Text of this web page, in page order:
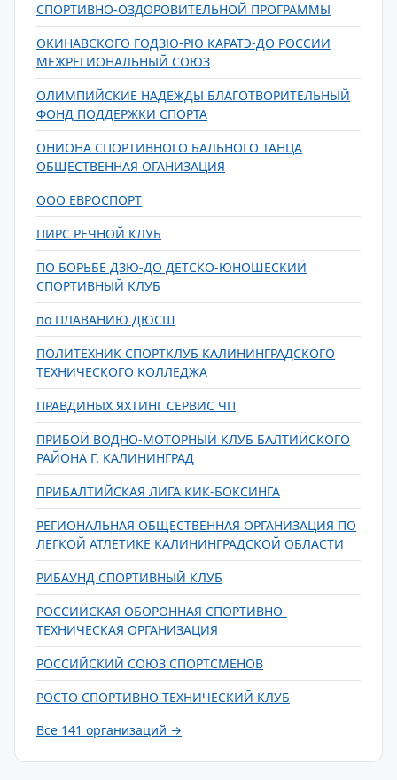
СПОРТИВНО-ОЗДОРОВИТЕЛЬНОЙ ПРОГРАММЫ
ОКИНАВСКОГО ГОДЗЮ-РЮ КАРАТЭ-ДО РОССИИ
МЕЖРЕГИОНАЛЬНЫЙ СОЮЗ
ОЛИМПИЙСКИЕ НАДЕЖДЫ БЛАГОТВОРИТЕЛЬНЫЙ
ФОНД ПОДДЕРЖКИ СПОРТА
ОНИОНА СПОРТИВНОГО БАЛЬНОГО ТАНЦА
ОБЩЕСТВЕННАЯ ОГАНИЗАЦИЯ
ООО ЕВРОСПОРТ
ПИРС РЕЧНОЙ КЛУБ
ПО БОРЬБЕ ДЗЮ-ДО ДЕТСКО-ЮНОШЕСКИЙ
СПОРТИВНЫЙ КЛУБ
по ПЛАВАНИЮ ДЮСШ
ПОЛИТЕХНИК СПОРТКЛУБ КАЛИНИНГРАДСКОГО
ТЕХНИЧЕСКОГО КОЛЛЕДЖА
ПРАВДИНЫХ ЯХТИНГ СЕРВИС ЧП
ПРИБОЙ ВОДНО-МОТОРНЫЙ КЛУБ БАЛТИЙСКОГО
РАЙОНА Г. КАЛИНИНГРАД
ПРИБАЛТИЙСКАЯ ЛИГА КИК-БОКСИНГА
РЕГИОНАЛЬНАЯ ОБЩЕСТВЕННАЯ ОРГАНИЗАЦИЯ ПО
ЛЕГКОЙ АТЛЕТИКЕ КАЛИНИНГРАДСКОЙ ОБЛАСТИ
РИБАУНД СПОРТИВНЫЙ КЛУБ
РОССИЙСКАЯ ОБОРОННАЯ СПОРТИВНО-
ТЕХНИЧЕСКАЯ ОРГАНИЗАЦИЯ
РОССИЙСКИЙ СОЮЗ СПОРТСМЕНОВ
РОСТО СПОРТИВНО-ТЕХНИЧЕСКИЙ КЛУБ
Все 141 организаций →